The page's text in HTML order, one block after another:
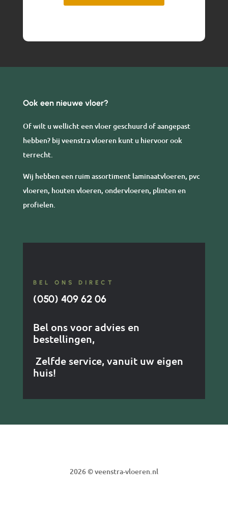
Ook een nieuwe vloer?
Of wilt u wellicht een vloer geschuurd of aangepast
hebben? bij veenstra vloeren kunt u hiervoor ook
terrecht.
Wij hebben een ruim assortiment laminaatvloeren, pvc
vloeren, houten vloeren, ondervloeren, plinten en
profielen.
BEL ONS DIRECT
(050) 409 62 06
Bel ons voor advies en
bestellingen,
Zelfde service, vanuit uw eigen
huis!
2026 © veenstra-vloeren.nl